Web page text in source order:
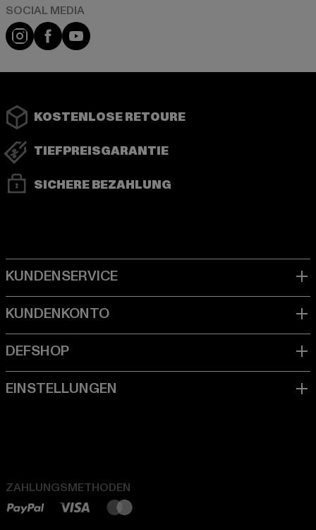
Instagram
FacebookYouTube
KOSTENLOSE RETOURE
TIEFPREISGARANTIE
SICHERE BEZAHLUNG
ZAHLUNGSMETHODEN